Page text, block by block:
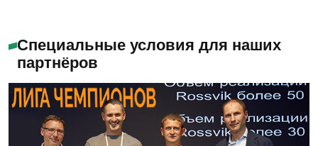
Специальные условия для наших
партнёров